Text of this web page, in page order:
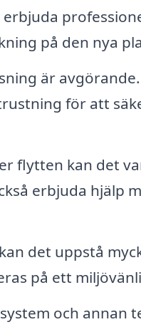
på den nya
är
för att
flytten kan det
erbjuda hjälp
det uppstå
på ett
och annan